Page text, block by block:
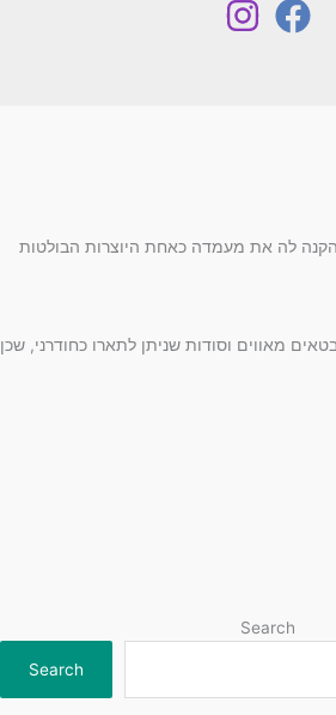
לה את מעמדה כאחת היוצרות הבולטות
מאווים וסודות שניתן לתארו כחודרני, שכן
Search
Search